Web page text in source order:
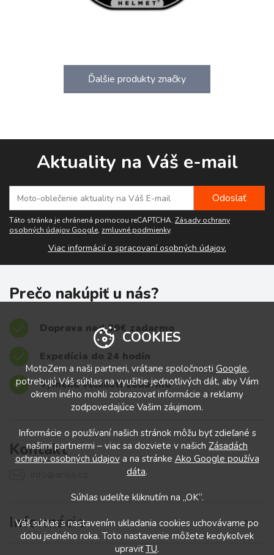
Ďalšie produkty značky
Aktuality na Váš e-mail
Táto stránka je chránená pomocou reCAPTCHA. Zásady ochrany
osobných údajov Google, zmluvné podmienky.
Viac informácií o spracovaní osobných údajov.
Prečo nakúpiť u nás?
Doprava nad 39€ zadarmo
Expedícia do 24 hodín
Výmena veľkostí zadarmo
Informácie
Kontakt
COOKIES
MotoZem a naši partneri, vrátane spoločnosti Google,
potrebujú Váš súhlas na využitie jednotlivých dát, aby Vám
okrem iného mohli zobrazovať informácie a reklamy
zodpovedajúce Vašim záujmom.
Informácie o používaní našich stránok môžu byť zdieľané s
našimi partnermi – viac sa dozviete v našich Zásadách
ochrany osobných údajova na stránke Ako Google používa
dáta.
Súhlas udelíte kliknutím na „OK“.
Váš súhlas s nastavením ukladania cookies uchovávame po
dobu jedného roka. Toto nastavenie môžete kedykoľvek
upraviťTU.